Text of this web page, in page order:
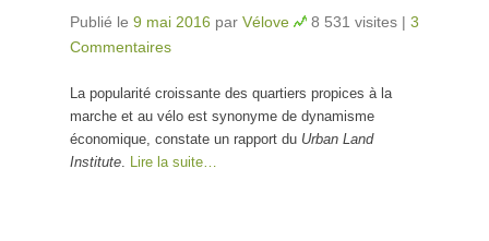
Publié le 9 mai 2016 par Vélove 8 531 visites | 3
Commentaires
La popularité croissante des quartiers propices à la
marche et au vélo est synonyme de dynamisme
économique, constate un rapport du Urban Land
Institute
Lire la suite…